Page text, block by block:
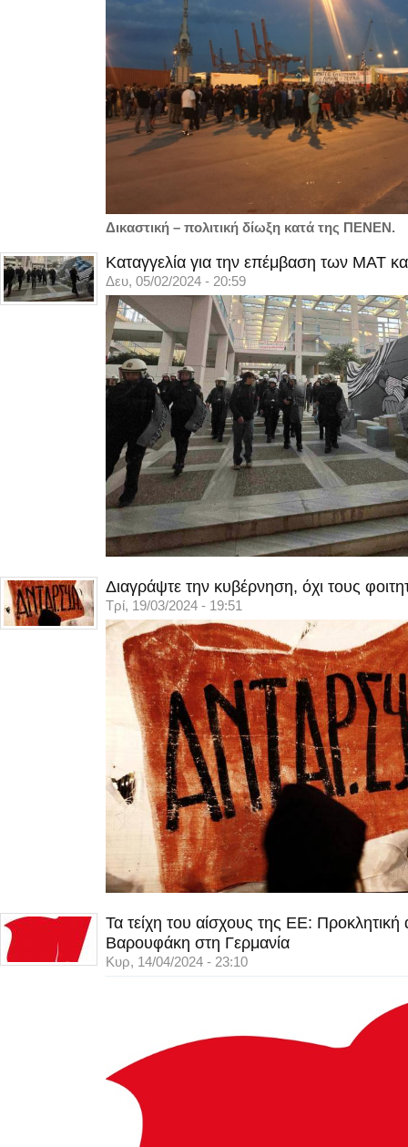
Δικαστική – πολιτική δίωξη κατά της ΠΕΝΕΝ.
Καταγγελία για την επέμβαση των ΜΑΤ
Δευ, 05/02/2024 - 20:59
Διαγράψτε την κυβέρνηση, όχι τους
Τρί, 19/03/2024 - 19:51
Τα τείχη του αίσχους της ΕΕ:
Βαρουφάκη στη Γερμανία
Κυρ, 14/04/2024 - 23:10